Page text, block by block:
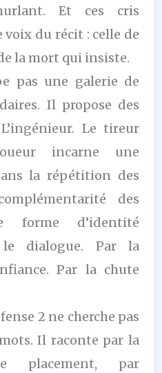
Et ces cris
du récit : celle de
la mort qui insiste.
pas une galerie de
Il propose des
Le tireur
incarne une
la répétition des
des
forme d’identité
dialogue. Par la
Par la chute
2 ne cherche pas
Il raconte par la
placement, par